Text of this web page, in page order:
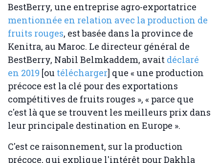
BestBerry, une entreprise agro-exportatrice
mentionnée en relation avec la production de
fruits rouges, est basée dans la province de
Kenitra, au Maroc. Le directeur général de
BestBerry, Nabil Belmkaddem, avait déclaré
en 2019 [ou télécharger] que « une production
précoce est la clé pour des exportations
compétitives de fruits rouges », « parce que
c'est là que se trouvent les meilleurs prix dans
leur principale destination en Europe ».
C'est ce raisonnement, sur la production
précoce, qui explique l'intérêt pour Dakhla